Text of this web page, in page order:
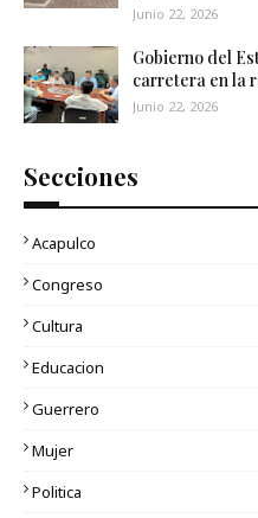
Junio 22, 2026
Gobierno del
carretera en la
Junio 22, 2026
Secciones
Acapulco
Congreso
Cultura
Educacion
Guerrero
Mujer
Politica